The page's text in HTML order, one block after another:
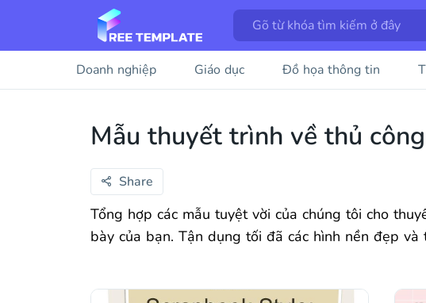
Doanh nghiệp Giáo dục Đồ họa thông tin
Mẫu thuyết trình về thủ
Share
Tổng hợp các mẫu tuyệt vời của chúng tôi cho
bày của bạn. Tận dụng tối đã các hình nền đẹp